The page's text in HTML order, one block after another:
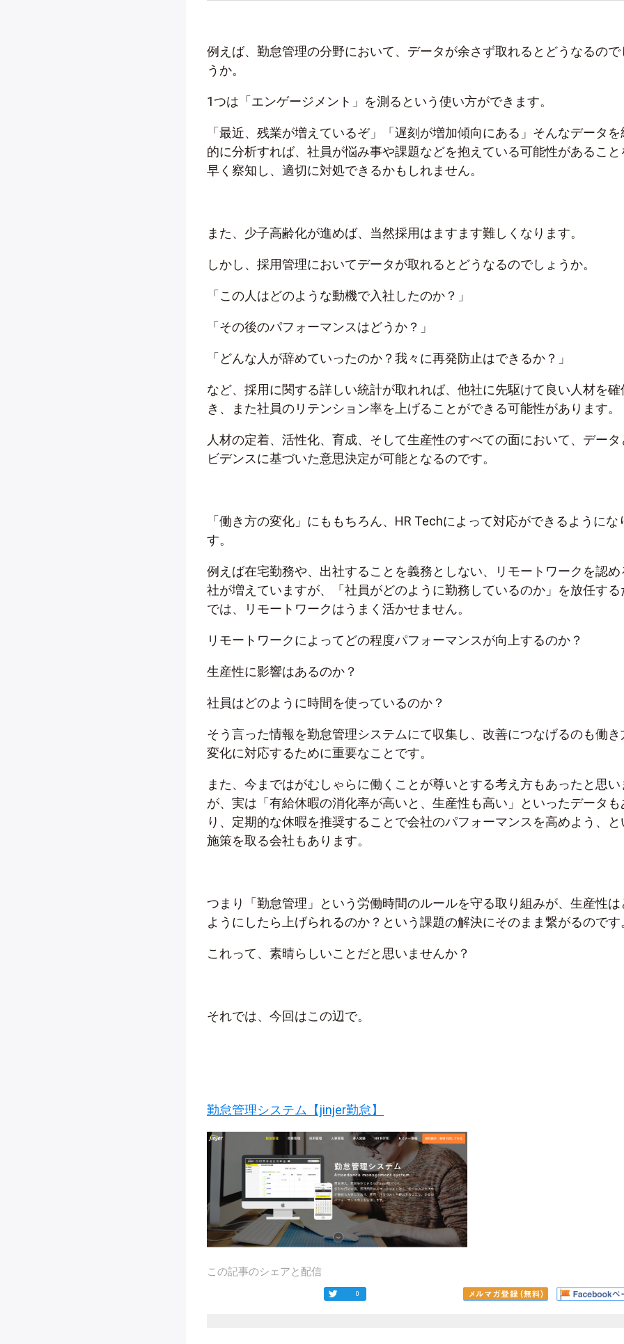
例えば、勤怠管理の分野において、データが余さず取れるとどうなるので
うか。
1つは「エンゲージメント」を測るという使い方ができます。
「最近、残業が増えているぞ」「遅刻が増加傾向にある」そんなデータを
的に分析すれば、社員が悩み事や課題などを抱えている可能性があること
早く察知し、適切に対処できるかもしれません。
また、少子高齢化が進めば、当然採用はますます難しくなります。
しかし、採用管理においてデータが取れるとどうなるのでしょうか。
「この人はどのような動機で入社したのか？」
「その後のパフォーマンスはどうか？」
「どんな人が辞めていったのか？我々に再発防止はできるか？」
など、採用に関する詳しい統計が取れれば、他社に先駆けて良い人材を確
き、また社員のリテンション率を上げることができる可能性があります。
人材の定着、活性化、育成、そして生産性のすべての面において、データ
ビデンスに基づいた意思決定が可能となるのです。
「働き方の変化」にももちろん、HR Techによって対応ができるようにな
す。
例えば在宅勤務や、出社することを義務としない、リモートワークを認め
社が増えていますが、「社員がどのように勤務しているのか」を放任する
では、リモートワークはうまく活かせません。
リモートワークによってどの程度パフォーマンスが向上するのか？
生産性に影響はあるのか？
社員はどのように時間を使っているのか？
そう言った情報を勤怠管理システムにて収集し、改善につなげるのも働き
変化に対応するために重要なことです。
また、今まではがむしゃらに働くことが尊いとする考え方もあったと思い
が、実は「有給休暇の消化率が高いと、生産性も高い」といったデータも
り、定期的な休暇を推奨することで会社のパフォーマンスを高めよう、と
施策を取る会社もあります。
つまり「勤怠管理」という労働時間のルールを守る取り組みが、生産性は
ようにしたら上げられるのか？という課題の解決にそのまま繋がるのです
これって、素晴らしいことだと思いませんか？
それでは、今回はこの辺で。
勤怠管理システム【jinjer勤怠】
この記事のシェアと配信
0